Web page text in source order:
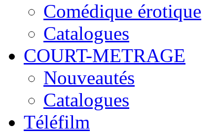
Comédique érotique
Catalogues
COURT-METRAGE
Nouveautés
Catalogues
Téléfilm